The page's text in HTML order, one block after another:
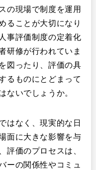
の現場で制度を運用
ることが大切になり
事評価制度の定着化
研修が行われていま
図ったり、評価の具
るものにとどまって
ないでしょうか。
はなく、現実的な日
面に大きな影響を与
評価のプロセスは、
ーの関係性やコミュ